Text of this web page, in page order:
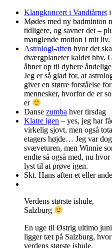
Klangkoncert i Vandtårnet i
Mødes med ny badminton
tidligere, og savner det –
manglende motion i mit liv.
Astrologi-aften hvor det
dværgplaneter kaldet hhv.
åbner op til dybere
Jeg er så glad for, at
giver en større forståelse
mennesker, hvorfor de er
er
Danse zumba hver tirsdag
Klatre igen – yes, jeg har
virkelig sjovt, men også
etagers højde… Jeg var
svæveturen, men Winnie
endte så også med, nu
lyst til at prøve igen.
Skt. Hans aften et eller
Verdens største ishule,
Salzburg
En uge til Østrig ultimo
ligger tæt på Salzburg,
verdens største ishule.